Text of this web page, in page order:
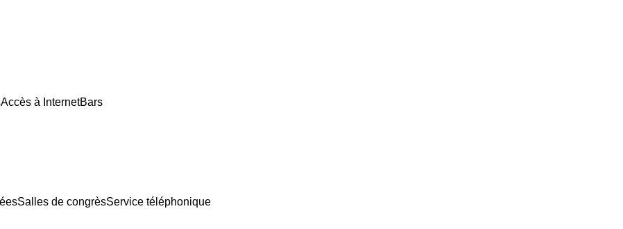
Accès à InternetBars
Salles de congrèsService téléphonique